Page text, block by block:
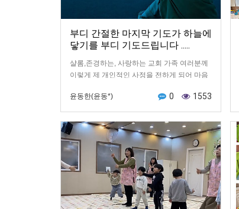
부디 간절한 마지막 기도가 하늘에
닿기를 부디 기도드립니다 .....
샬롬,존경하는, 사랑하는 교회 가족 여러분께
이렇게 제 개인적인 사정을 전하게 되어 마음
주신다면 진심으로 감사드리겠습니다.저는 4
평남짓한 …
윤동한(윤동*) 0 1553